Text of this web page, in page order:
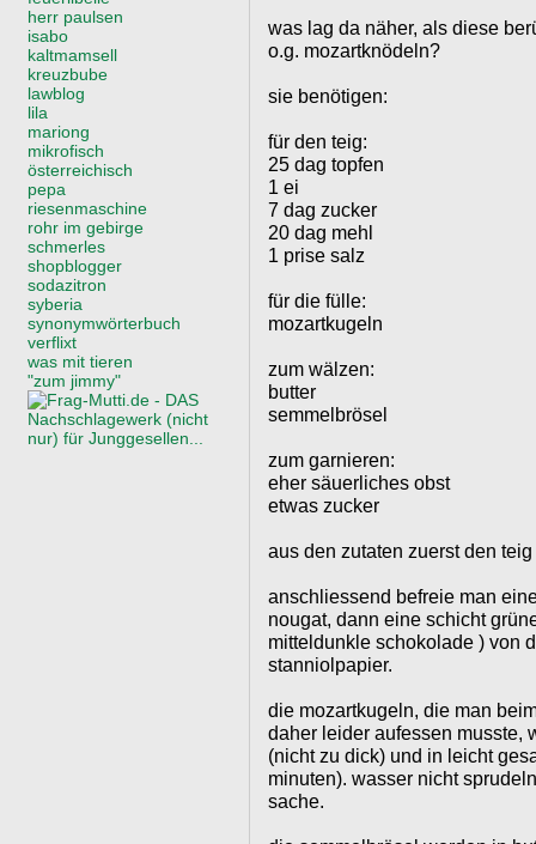
herr paulsen
isabo
kaltmamsell
kreuzbube
lawblog
lila
mariong
mikrofisch
österreichisch
pepa
riesenmaschine
rohr im gebirge
schmerles
shopblogger
sodazitron
syberia
synonymwörterbuch
verflixt
was mit tieren
"zum jimmy"
was lag da näher, als diese
o.g. mozartknödeln?
sie benötigen:
für den teig:
25 dag topfen
1 ei
7 dag zucker
20 dag mehl
1 prise salz
für die fülle:
mozartkugeln
zum wälzen:
butter
semmelbrösel
zum garnieren:
eher säuerliches obst
etwas zucker
aus den zutaten zuerst den
anschliessend befreie man
nougat, dann eine schicht
mitteldunkle schokolade ) von
stanniolpapier.
die mozartkugeln, die man
daher leider aufessen musste,
(nicht zu dick) und in leicht
minuten). wasser nicht
sache.